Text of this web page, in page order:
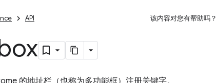
API 该内容对您有帮助吗？
的地址栏（也称为多功能框）注册关键字。